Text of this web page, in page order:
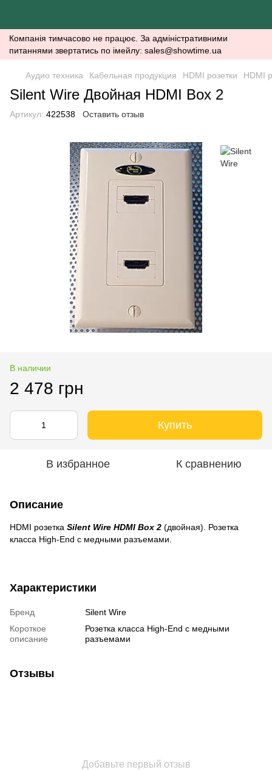
Компанія тимчасово не працює. За адміністративними
питаннями звертатись по імейлу: sales@showtime.ua
Аудио техника Кабельная продукция HDMI розетки HDMI
Silent Wire Двойная HDMI Box 2
Артикул: 422538 Оставить отзыв
В наличии
2 478 грн
Купить
В избранное К сравнению
Описание
HDMI розетка Silent Wire HDMI Box 2 (двойная). Розетка
класса High-End c медными разъемами.
Характеристики
Бренд
Silent Wire
Короткое
описание
Розетка класса High-End c медными
разъемами
Отзывы
Добавьте первый отзыв